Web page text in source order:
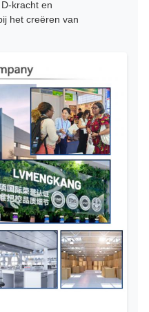
kracht en
het creëren van